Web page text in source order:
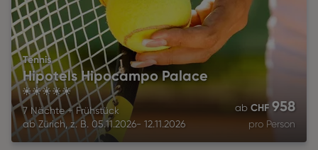
Tennis
Hipotels Hipocampo Palace
5
7 Nächte+Frühstück
ab Zürich, z. B. 05.11.2026- 12.11.2026
ab CHF 958
pro Person